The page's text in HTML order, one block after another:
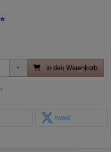
in den Warenkorb
tweet